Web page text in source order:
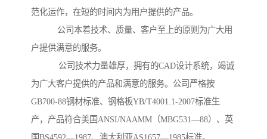
范化运作，在短的时间内为用户提供的产品。
公司本着技术、质量、客户至上的原则为广大用
户提供满意的服务。
公司技术力量雄厚，拥有的CAD设计系统，竭诚
为广大客户提供的产品和满意的服务。公司严格按
GB700-88钢材标准、钢格板YB/T4001.1-2007标准生
产，产品符合美国ANSI/NAAMM（MBG531—88）、英